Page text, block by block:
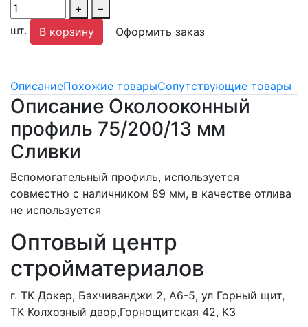
+
−
шт.
В корзину Оформить заказ
ОписаниеПохожие товарыСопутствующие товары
Описание Околооконный
профиль 75/200/13 мм
Сливки
Вспомогательный профиль, используется
совместно с наличником 89 мм, в качестве отлива
не используется
Оптовый центр
стройматериалов
г. ТК Докер, Бахчиванджи 2, А6-5, ул Горный щит,
ТК Колхозный двор,Горнощитская 42, К3